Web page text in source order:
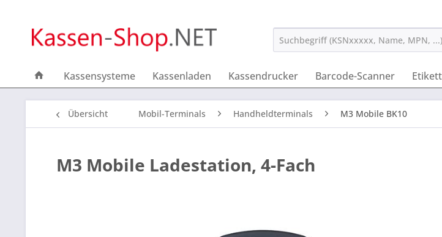
Kassensysteme Kassenladen Kassendrucker Barcode-Scanner
Übersicht Mobil-Terminals Handheldterminals M3 Mobile BK10
M3 Mobile Ladestation, 4-Fach